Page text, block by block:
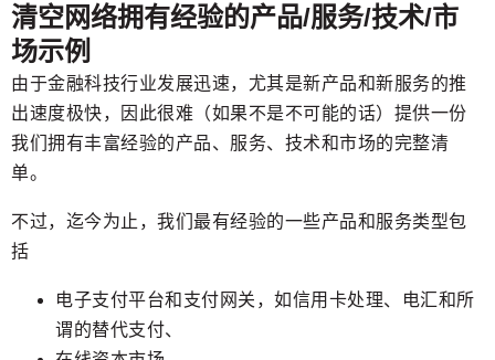
清空网络拥有经验的产品/服务/技术/市
场示例
由于金融科技行业发展迅速，尤其是新产品和新服务的推
出速度极快，因此很难（如果不是不可能的话）提供一份
我们拥有丰富经验的产品、服务、技术和市场的完整清
单。
不过，迄今为止，我们最有经验的一些产品和服务类型包
括
电子支付平台和支付网关，如信用卡处理、电汇和所
谓的替代支付、